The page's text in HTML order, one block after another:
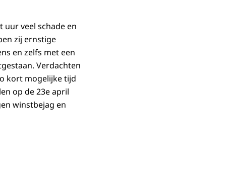
uur veel schade en
zij ernstige
en zelfs met een
Verdachten
kort mogelijke tijd
op de 23e april
winstbejag en